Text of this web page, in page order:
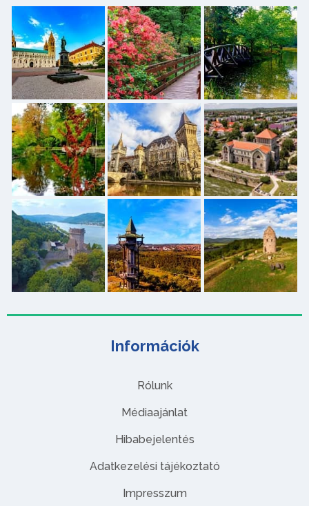
Információk
Rólunk
Médiaajánlat
Hibabejelentés
Adatkezelési tájékoztató
Impresszum